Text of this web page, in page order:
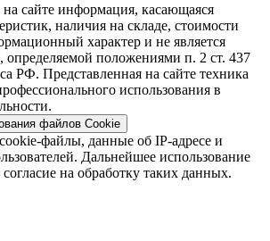
на сайте информация, касающаяся
наличия на складе, стоимости
характер и не является
определяемой положениями п. 2 ст. 437
РФ. Представленная на сайте техника
использования в
файлов Cookie
файлы, данные об IP-адресе и
Дальнейшее использование
согласие на обработку таких данных.